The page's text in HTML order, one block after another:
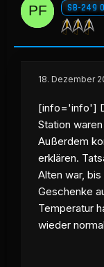
SB-249
18. Dezember
[info='info']
Station
Außerdem
erklären.
Alten war,
Geschenke
Temperatur
wieder